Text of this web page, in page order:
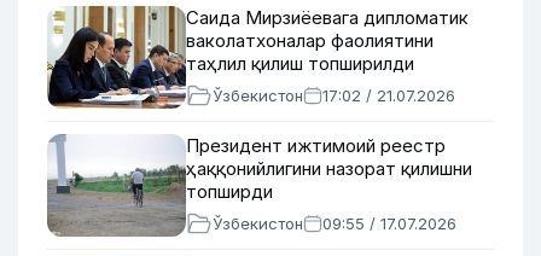
Саида Мирзиёевага дипломатик
ваколатхоналар фаолиятини
таҳлил қилиш топширилди
Ўзбекистон 17:02 / 21.07.2026
Президент ижтимоий реестр
ҳаққонийлигини назорат қилишни
топширди
Ўзбекистон 09:55 / 17.07.2026